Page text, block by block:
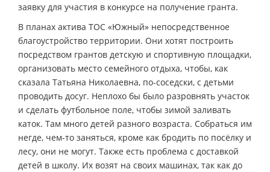
заявку для участия в конкурсе на получение гранта.
В планах актива ТОС «Южный» непосредственное
благоустройство территории. Они хотят построить
посредством грантов детскую и спортивную площадки,
организовать место семейного отдыха, чтобы, как
сказала Татьяна Николаевна, по-соседски, с детьми
проводить досуг. Неплохо бы было разровнять участок
и сделать футбольное поле, чтобы зимой заливать
каток. Там много детей разного возраста. Собраться им
негде, чем-то заняться, кроме как бродить по посёлку и
лесу, они не могут. Также есть проблема с доставкой
детей в школу. Их возят на своих машинах, так как до